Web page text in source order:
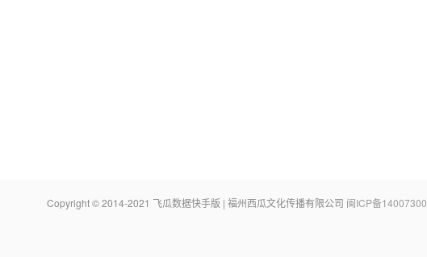
Copyright © 2014-2021 飞瓜数据快手版 | 福州西瓜文化传播有限公司 闽ICP备